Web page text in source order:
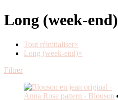
Long (week-end)
Tout réinitialiser×
Long (week-end)×
Filtrer